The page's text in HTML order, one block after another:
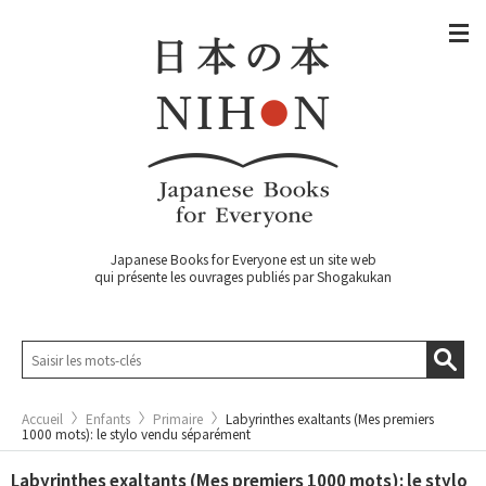
Japanese Books for Everyone est un site web
qui présente les ouvrages publiés par Shogakukan
Accueil Enfants Primaire
Labyrinthes exaltants (Mes premiers
1000 mots): le stylo vendu séparément
Labyrinthes exaltants (Mes premiers 1000 mots): le stylo